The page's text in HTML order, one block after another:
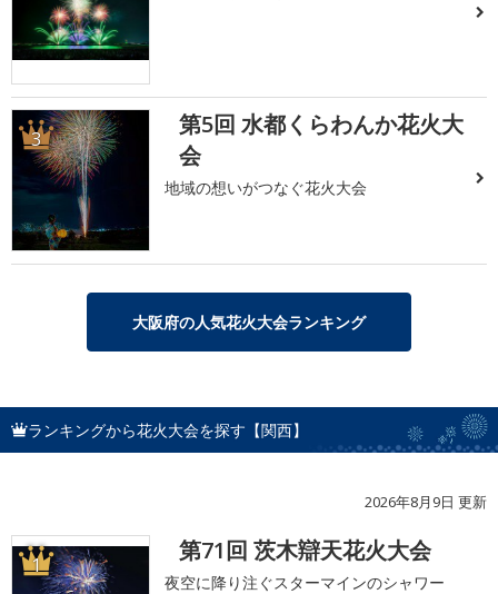
3
第5回 水都くらわんか花火大
会
地域の想いがつなぐ花火大会
大阪府の人気花火大会ランキング
ランキングから花火大会を探す【関西】
2026年8月9日 更新
1 第71回 茨木辯天花火大会
夜空に降り注ぐスターマインのシャワー